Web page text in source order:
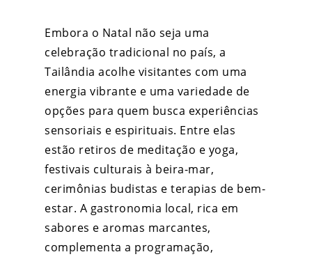
Embora o Natal não seja uma
celebração tradicional no país, a
Tailândia acolhe visitantes com uma
energia vibrante e uma variedade de
opções para quem busca experiências
sensoriais e espirituais. Entre elas
estão retiros de meditação e yoga,
festivais culturais à beira-mar,
cerimônias budistas e terapias de bem-
estar. A gastronomia local, rica em
sabores e aromas marcantes,
complementa a programação,